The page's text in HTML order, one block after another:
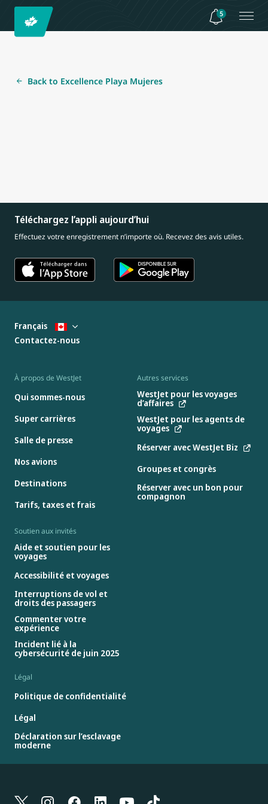
5
Back to Excellence Playa Mujeres
Téléchargez l’appli aujourd’hui
Effectuez votre enregistrement n’importe où. Recevez des avis utiles.
À propos de WestJet
Qui sommes-nous
Super carrières
Salle de presse
Nos avions
Destinations
Tarifs, taxes et frais
Autres services
WestJet pour les voyages
d’affaires
WestJet pour les agents de
voyages
Réserver avec WestJet Biz
Groupes et congrès
Réserver avec un bon pour
compagnon
Soutien aux invités
Aide et soutien pour les
voyages
Accessibilité et voyages
Interruptions de vol et
droits des passagers
Commenter votre
expérience
Incident lié à la
cybersécurité de juin 2025
Légal
Politique de confidentialité
Légal
Déclaration sur l’esclavage
moderne
Français
Contactez-nous